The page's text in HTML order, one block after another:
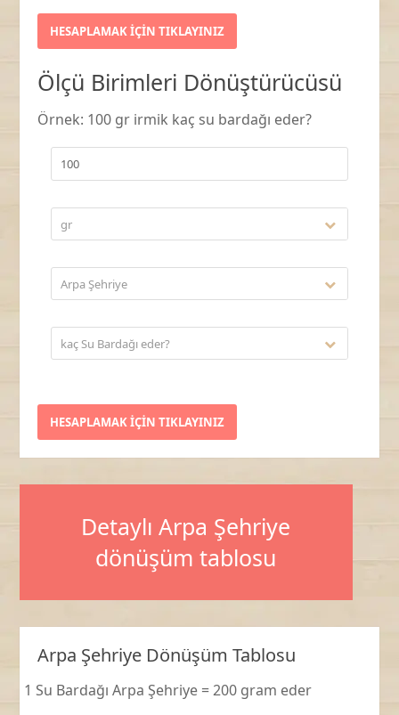
Ölçü Birimleri Dönüştürücüsü
Örnek: 100 gr irmik kaç su bardağı eder?
gr
Arpa Şehriye
kaç Su Bardağı eder?
Detaylı Arpa Şehriye
dönüşüm tablosu
Arpa Şehriye Dönüşüm Tablosu
1 Su Bardağı Arpa Şehriye = 200 gram eder